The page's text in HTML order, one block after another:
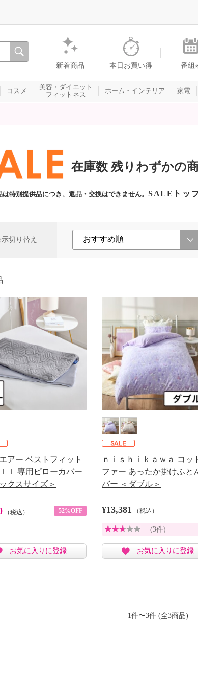
通販・テレビショッピングのショップチャンネル
新着商品 本日お買い得 番組
コスメ
美容・ダイエット
フィットネス
ホーム・インテリア 家電
在庫数 残りわずかの
特別提供品につき、返品・交換はできません。 SALEトッ
切り替え
アー ベストフィット
Ｉ 専用ピローカバー
クスサイズ＞
（税込） 52%OFF
お気に入りに登録
ｎｉｓｈｉｋａｗａ コッ
ファー あったか掛けふと
バー ＜ダブル＞
¥13,381 （税込）
(3件)
お気に入りに登録
1件〜3件 (全3商品)